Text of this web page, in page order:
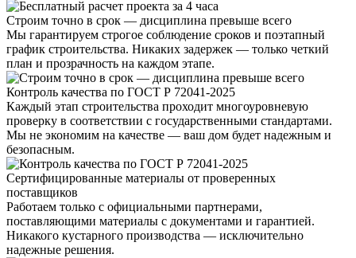
Строим точно в срок — дисциплина превыше всего
Мы гарантируем строгое соблюдение сроков и поэтапный
график строительства. Никаких задержек — только четкий
план и прозрачность на каждом этапе.
Контроль качества по ГОСТ Р 72041-2025
Каждый этап строительства проходит многоуровневую
проверку в соответствии с государственными стандартами.
Мы не экономим на качестве — ваш дом будет надежным и
безопасным.
Сертифицированные материалы от проверенных
поставщиков
Работаем только с официальными партнерами,
поставляющими материалы с документами и гарантией.
Никакого кустарного производства — исключительно
надежные решения.